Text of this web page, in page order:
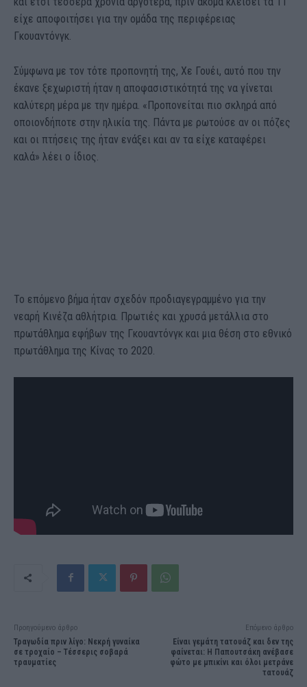
είχε αποφοιτήσει για την ομάδα της περιφέρειας
Γκουαντόνγκ.
Σύμφωνα με τον τότε προπονητή της, Χε Γουέι, αυτό που την
έκανε ξεχωριστή ήταν η αποφασιστικότητά της να γίνεται
καλύτερη μέρα με την ημέρα. «Προπονείται πιο σκληρά από
οποιονδήποτε στην ηλικία της. Πάντα με ρωτούσε αν οι πόζες
και οι πτήσεις της ήταν ενάξει και αν τα είχε καταφέρει
καλά» λέει ο ίδιος.
Το επόμενο βήμα ήταν σχεδόν προδιαγεγραμμένο για την
νεαρή Κινέζα αθλήτρια. Πρωτιές και χρυσά μετάλλια στο
πρωτάθλημα εφήβων της Γκουαντόνγκ και μια θέση στο εθνικό
πρωτάθλημα της Κίνας το 2020.
Προηγούμενο άρθρο
Τραγωδία πριν λίγο: Νεκρή γυναίκα
σε τροχαίο – Τέσσερις σοβαρά
τραυματίες
Επόμενο άρθρο
Είναι γεμάτη τατουάζ και δεν της
φαίνεται: Η Παπουτσάκη ανέβασε
φώτο με μπικίνι και όλοι μετράνε
τατουάζ